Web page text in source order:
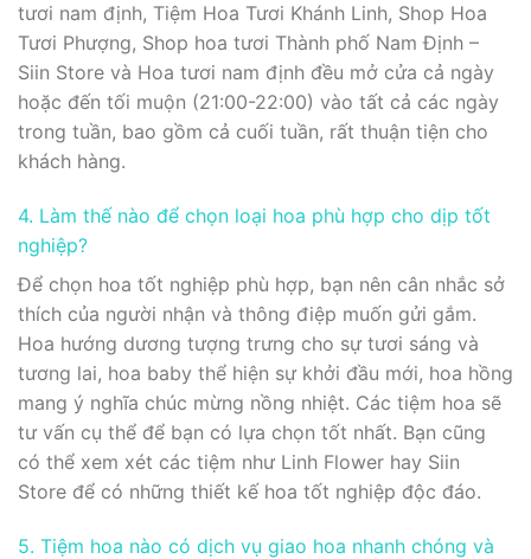
tươi nam định, Tiệm Hoa Tươi Khánh Linh, Shop Hoa
Tươi Phượng, Shop hoa tươi Thành phố Nam Định –
Siin Store và Hoa tươi nam định đều mở cửa cả ngày
hoặc đến tối muộn (21:00-22:00) vào tất cả các ngày
trong tuần, bao gồm cả cuối tuần, rất thuận tiện cho
khách hàng.
4. Làm thế nào để chọn loại hoa phù hợp cho dịp tốt
nghiệp?
Để chọn hoa tốt nghiệp phù hợp, bạn nên cân nhắc sở
thích của người nhận và thông điệp muốn gửi gắm.
Hoa hướng dương tượng trưng cho sự tươi sáng và
tương lai, hoa baby thể hiện sự khởi đầu mới, hoa hồng
mang ý nghĩa chúc mừng nồng nhiệt. Các tiệm hoa sẽ
tư vấn cụ thể để bạn có lựa chọn tốt nhất. Bạn cũng
có thể xem xét các tiệm như Linh Flower hay Siin
Store để có những thiết kế hoa tốt nghiệp độc đáo.
5. Tiệm hoa nào có dịch vụ giao hoa nhanh chóng và